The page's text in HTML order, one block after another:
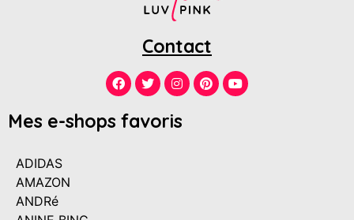
Contact
Mes e-shops favoris
ADIDAS
AMAZON
ANDRé